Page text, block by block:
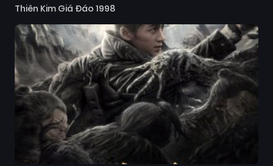
Thiên Kim Giá Đáo 1998